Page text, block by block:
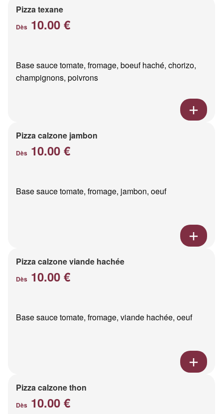
Pizza texane
Dès 10.00 €
Base sauce tomate, fromage, boeuf haché, chorizo,
champignons, poivrons
Pizza calzone jambon
Dès 10.00 €
Base sauce tomate, fromage, jambon, oeuf
Pizza calzone viande hachée
Dès 10.00 €
Base sauce tomate, fromage, viande hachée, oeuf
Pizza calzone thon
Dès 10.00 €